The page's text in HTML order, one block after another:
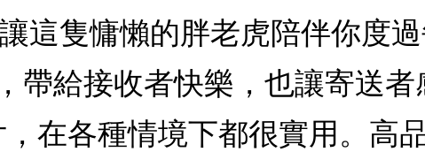
這隻慵懶的胖老虎陪伴你度
帶給接收者快樂，也讓寄送者
在各種情境下都很實用。高